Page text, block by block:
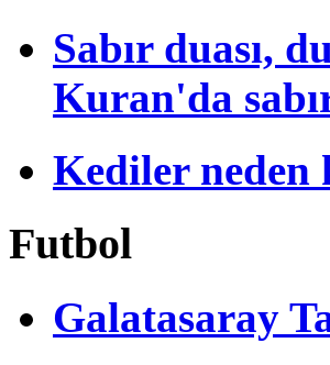
Sabır duası,
Kuran'da
Kediler neden
Futbol
Galatasaray